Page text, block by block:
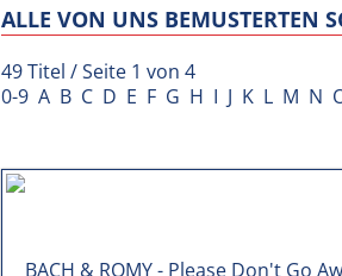
ALLE VON UNS BEMUSTERTEN
49 Titel / Seite 1 von 4
0-9 A B C D E F G H I J K L M N